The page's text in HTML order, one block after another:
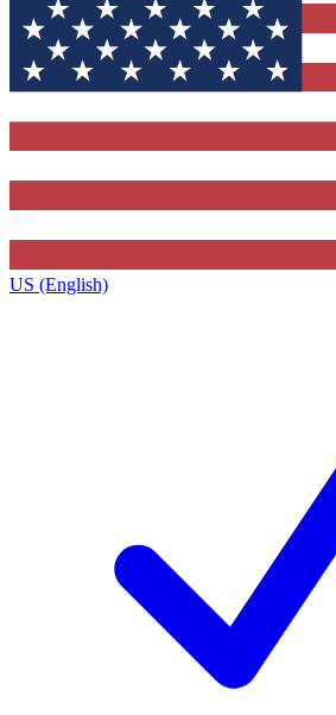
US (English)